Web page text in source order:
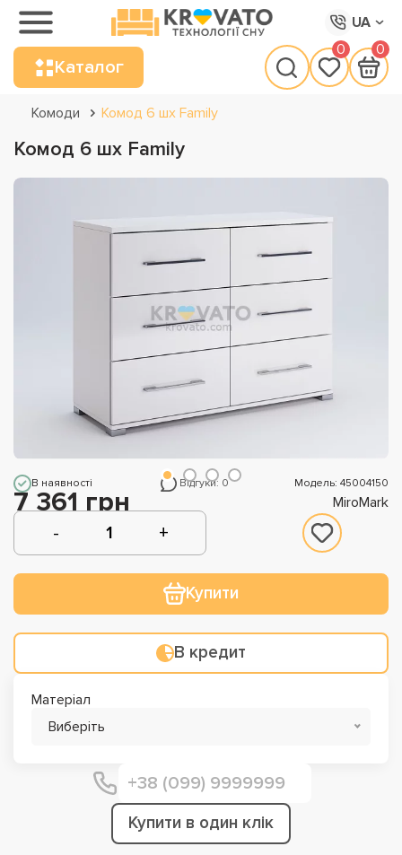
UA
Каталог
0 0
Комоди Комод 6 шх Family
Комод 6 шх Family
В наявності Відгуки: 0 Модель: 45004150
7 361 грн MiroMark
Купити
В кредит
Матеріал
Виберіть
Купити в один клік